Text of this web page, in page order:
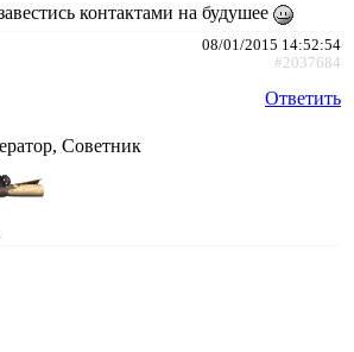
контактами на будушее
08/01/2015 14:52:54
#2037684
Ответить
Советник